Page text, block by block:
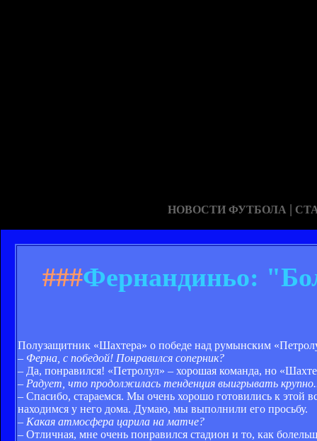
НОВОСТИ ФУТБОЛА |
###Фернандиньо:
Полузащитник «Шахтера» о победе над румынским
– Ферна, с победой! Понравился соперник?
– Да, понравился! «Петролул» – хорошая команда, но
– Радует, что продолжилась тенденция выигрывать
– Спасибо, стараемся. Мы очень хорошо готовились к этой
находимся у него дома. Думаю, мы выполнили его просьбу.
– Какая атмосфера царила на матче?
– Отличная, мне очень понравился стадион и то, как